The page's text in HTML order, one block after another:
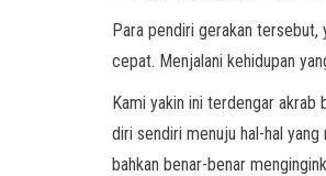
Para pendiri gerakan tersebut,
cepat. Menjalani kehidupan
Kami yakin ini terdengar
diri sendiri menuju hal-hal
bahkan benar-benar